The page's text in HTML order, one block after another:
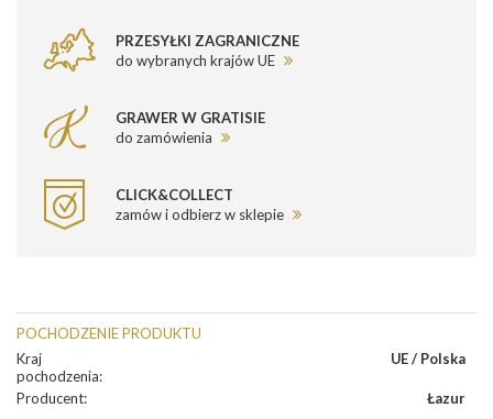
PRZESYŁKI ZAGRANICZNE
do wybranych krajów UE
GRAWER W GRATISIE
do zamówienia
CLICK&COLLECT
zamów i odbierz w sklepie
POCHODZENIE PRODUKTU
Kraj
pochodzenia:
UE / Polska
Producent: Łazur